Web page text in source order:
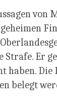
von
Er
haben. Die
belegt